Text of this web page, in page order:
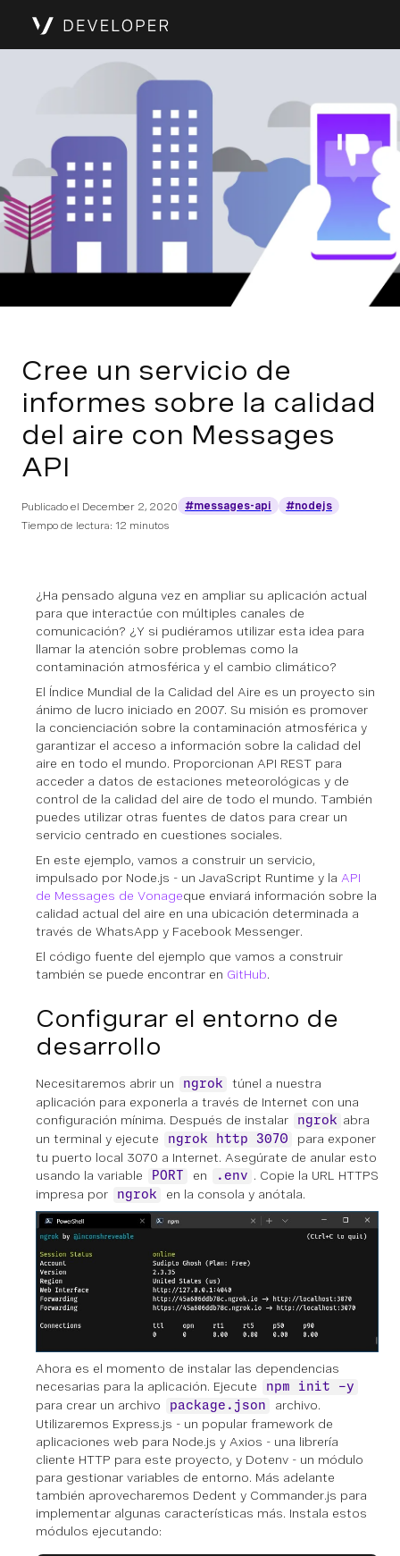
Cree un servicio de
informes sobre la calidad
del aire con Messages
API
Publicado el December 2, 2020 #messages-api
#nodejs
Tiempo de lectura: 12 minutos
¿Ha pensado alguna vez en ampliar su aplicación actual
para que interactúe con múltiples canales de
comunicación? ¿Y si pudiéramos utilizar esta idea para
llamar la atención sobre problemas como la
contaminación atmosférica y el cambio climático?
El Índice Mundial de la Calidad del Aire es un proyecto sin
ánimo de lucro iniciado en 2007. Su misión es promover
la concienciación sobre la contaminación atmosférica y
garantizar el acceso a información sobre la calidad del
aire en todo el mundo. Proporcionan API REST para
acceder a datos de estaciones meteorológicas y de
control de la calidad del aire de todo el mundo. También
puedes utilizar otras fuentes de datos para crear un
servicio centrado en cuestiones sociales.
En este ejemplo, vamos a construir un servicio,
impulsado por Node.js - un JavaScript Runtime y la API
de Messages de Vonageque enviará información sobre la
calidad actual del aire en una ubicación determinada a
través de WhatsApp y Facebook Messenger.
El código fuente del ejemplo que vamos a construir
también se puede encontrar en GitHub.
Configurar el entorno de
desarrollo
Necesitaremos abrir un ngrok
túnel a nuestra
aplicación para exponerla a través de Internet con una
configuración mínima. Después de instalar
ngrok abra
un terminal y ejecute
ngrok http 3070
para exponer
tu puerto local 3070 a Internet. Asegúrate de anular esto
usando la variable
PORT en .env . Copie la URL HTTPS
impresa por
ngrok en la consola y anótala.
Ahora es el momento de instalar las dependencias
necesarias para la aplicación. Ejecute
npm init -y
para crear un archivo package.json
archivo.
Utilizaremos Express.js - un popular framework de
aplicaciones web para Node.js y Axios - una librería
cliente HTTP para este proyecto, y Dotenv - un módulo
para gestionar variables de entorno. Más adelante
también aprovecharemos Dedent y Commander.js para
implementar algunas características más. Instala estos
módulos ejecutando: